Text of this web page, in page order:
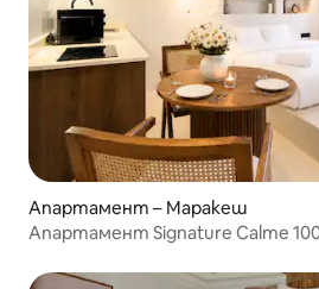
Апартамент – Маракеш
Апартамент Signature Calme